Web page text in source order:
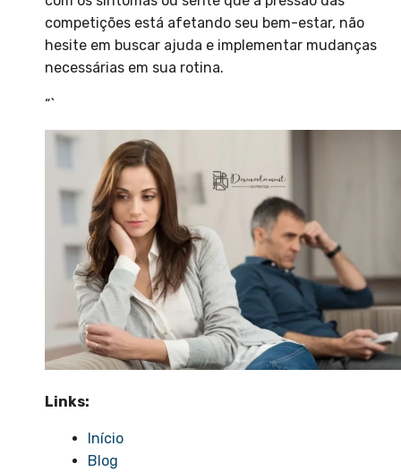
competições está afetando seu bem-estar, não
hesite em buscar ajuda e implementar mudanças
necessárias em sua rotina.
“`
Links:
Início
Blog